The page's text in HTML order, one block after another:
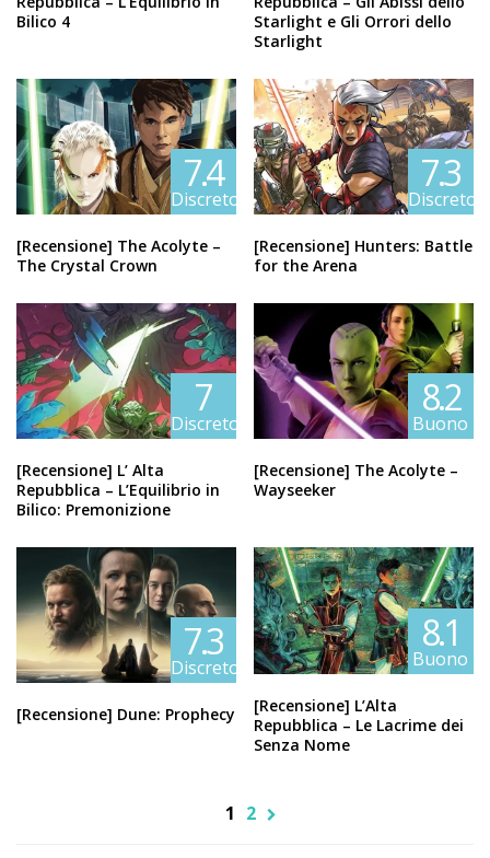
Bilico 4
Starlight e Gli Orrori dello
Starlight
7.4
Discreto
[Recensione] The Acolyte –
The Crystal Crown
7.3
Discreto
[Recensione] Hunters: Battle
for the Arena
7
Discreto
[Recensione] L’ Alta
Repubblica – L’Equilibrio in
Bilico: Premonizione
8.2
Buono
[Recensione] The Acolyte –
Wayseeker
7.3
Discreto
[Recensione] Dune: Prophecy
8.1
Buono
[Recensione] L’Alta
Repubblica – Le Lacrime dei
Senza Nome
1 2